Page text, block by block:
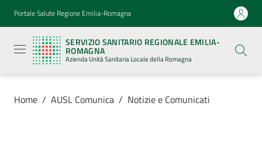
Vai al contenuto
Vai alla navigazione
Vai al footer
Portale Salute Regione Emilia-Romagna
SERVIZIO SANITARIO REGIONALE EMILIA-
ROMAGNA
Azienda Unità Sanitaria Locale della Romagna
Sanitario
Regionale
Emilia-
Romagna
Azienda
Sanitaria
Locale della
Home / AUSL Comunica / Notizie e Comunicati